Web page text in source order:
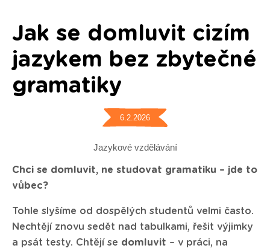
Jak se domluvit cizím
jazykem bez zbytečné
gramatiky
6.2.2026
Jazykové vzdělávání
Chci se domluvit, ne studovat gramatiku – jde to
vůbec?
Tohle slyšíme od dospělých studentů velmi často.
Nechtějí znovu sedět nad tabulkami, řešit výjimky
a psát testy. Chtějí se domluvit – v práci, na